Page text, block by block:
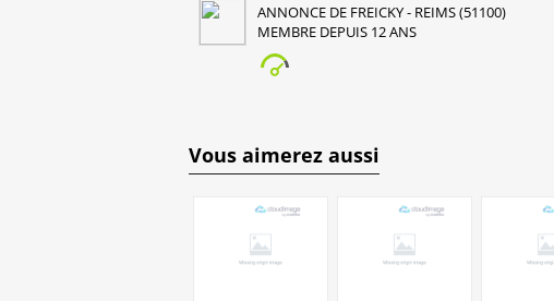
ANNONCE DE FREICKY - REIMS (51100)
MEMBRE DEPUIS 12 ANS
Vous aimerez aussi